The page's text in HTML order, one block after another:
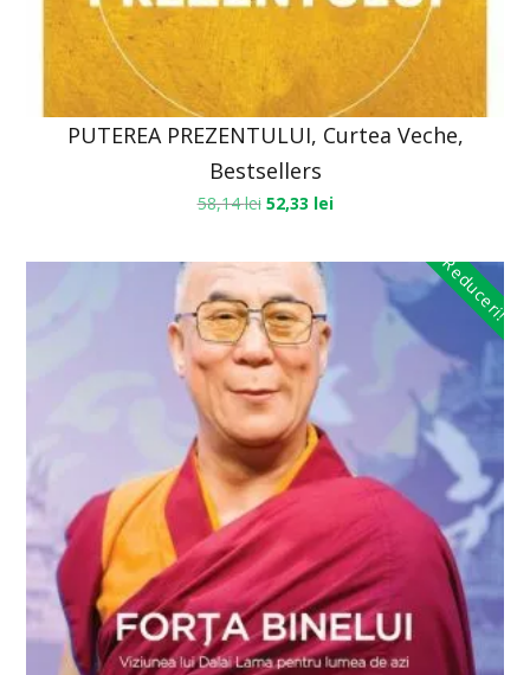
PUTEREA PREZENTULUI, Curtea Veche,
Bestsellers
58,14lei 52,33 lei
Reduceri!